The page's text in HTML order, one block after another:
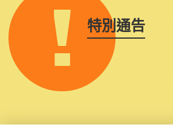
特別通告